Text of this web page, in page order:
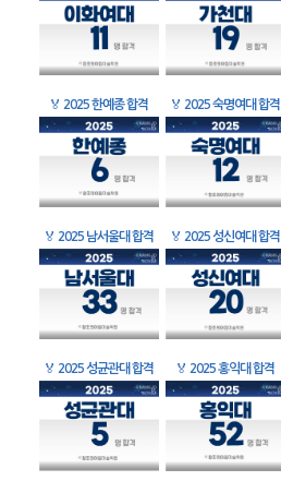
🏅 2025 한예종 합격 🏅 2025 숙명여대 합격
🏅 2025 남서울대 합격 🏅 2025 성신여대 합격
🏅 2025 성균관대 합격 🏅 2025 홍익대 합격